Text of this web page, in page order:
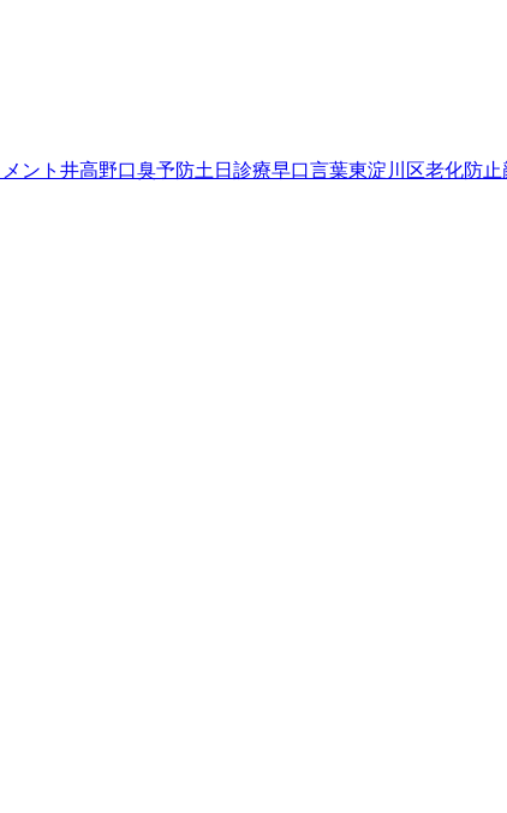
ント 井高野口臭予防土日診療早口言葉東淀川区老化防止